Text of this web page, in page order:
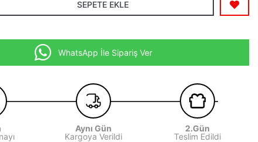
SEPETE EKLE
WhatsApp İle Sipariş Ver
Aynı Gün
Kargoya Verildi
2.Gün
Teslim Edildi